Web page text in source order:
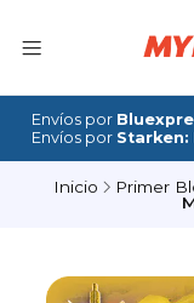
Envíos por
Envíos por Starken:
Inicio Primer